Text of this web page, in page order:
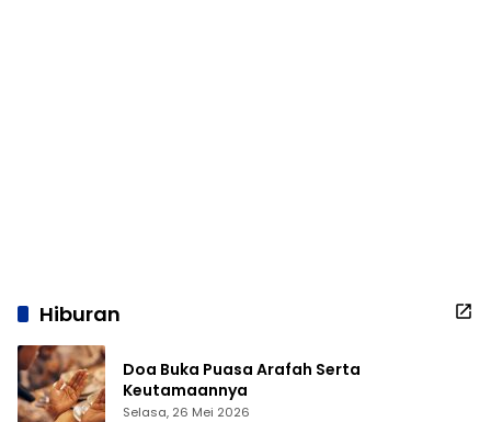
Hiburan
Doa Buka Puasa Arafah Serta
Keutamaannya
Selasa, 26 Mei 2026